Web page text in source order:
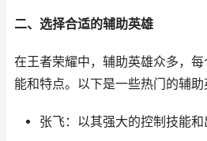
二、选择合适的辅助英雄
在王者荣耀中，辅助英雄众多，
能和特点。以下是一些热门的辅助
张飞：以其强大的控制技能和